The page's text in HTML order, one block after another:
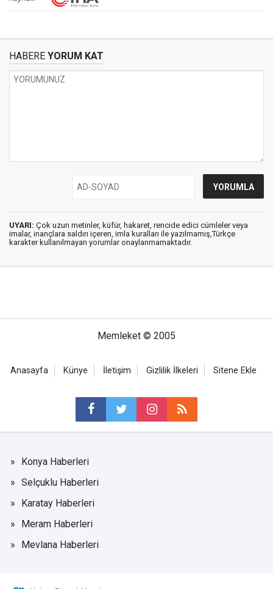
HABERE YORUM KAT
UYARI: Çok uzun metinler, küfür, hakaret, rencide edici cümleler veya
imalar, inançlara saldırı içeren, imla kuralları ile yazılmamış,Türkçe
karakter kullanılmayan yorumlar onaylanmamaktadır.
Memleket © 2005
Anasayfa Künye İletişim Gizlilik İlkeleri Sitene Ekle
Konya Haberleri
Selçuklu Haberleri
Karatay Haberleri
Meram Haberleri
Mevlana Haberleri